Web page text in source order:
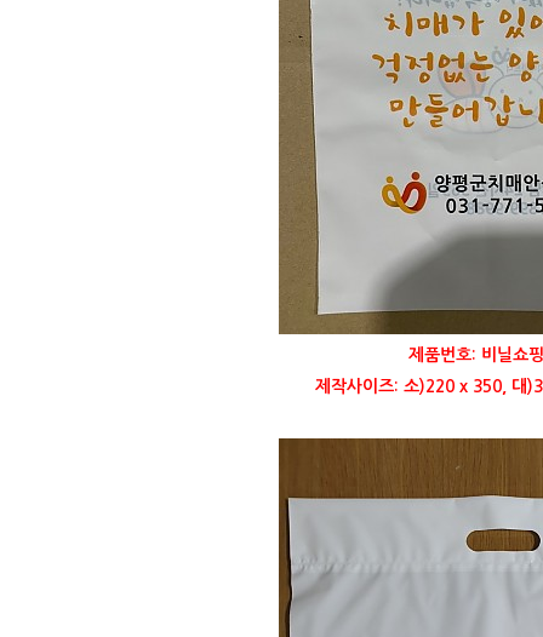
제품번호: 비닐쇼
제작사이즈: 소)220 x 350, 대